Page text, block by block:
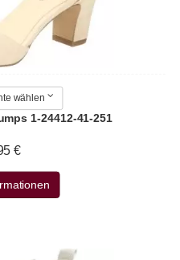
wählen
1-24412-41-251
€